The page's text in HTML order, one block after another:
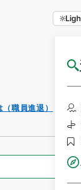
職員進退）
全て